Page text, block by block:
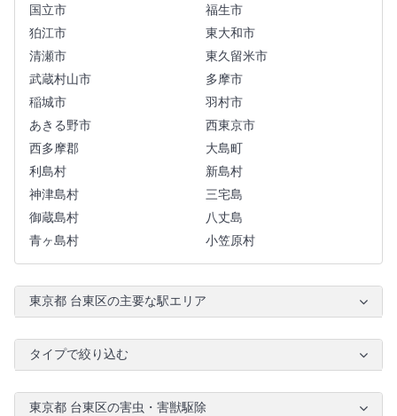
国立市
福生市
狛江市
東大和市
清瀬市
東久留米市
武蔵村山市
多摩市
稲城市
羽村市
あきる野市
西東京市
西多摩郡
大島町
利島村
新島村
神津島村
三宅島
御蔵島村
八丈島
青ヶ島村
小笠原村
東京都 台東区の主要な駅エリア
タイプで絞り込む
東京都 台東区の害虫・害獣駆除